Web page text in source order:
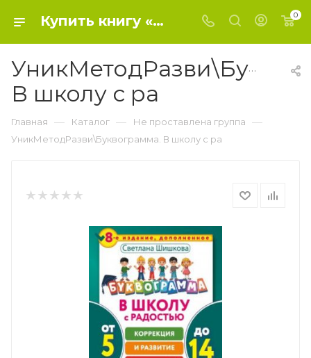
Купить книгу «УникМетодРазви\Буквограмма. В школу с ра» 2016, Шишкова С.Ю. - Не проставлена группа 0
В школу с ра
Главная — Каталог — Не проставлена группа —
УникМетодРазви\Буквограмма. В школу с ра